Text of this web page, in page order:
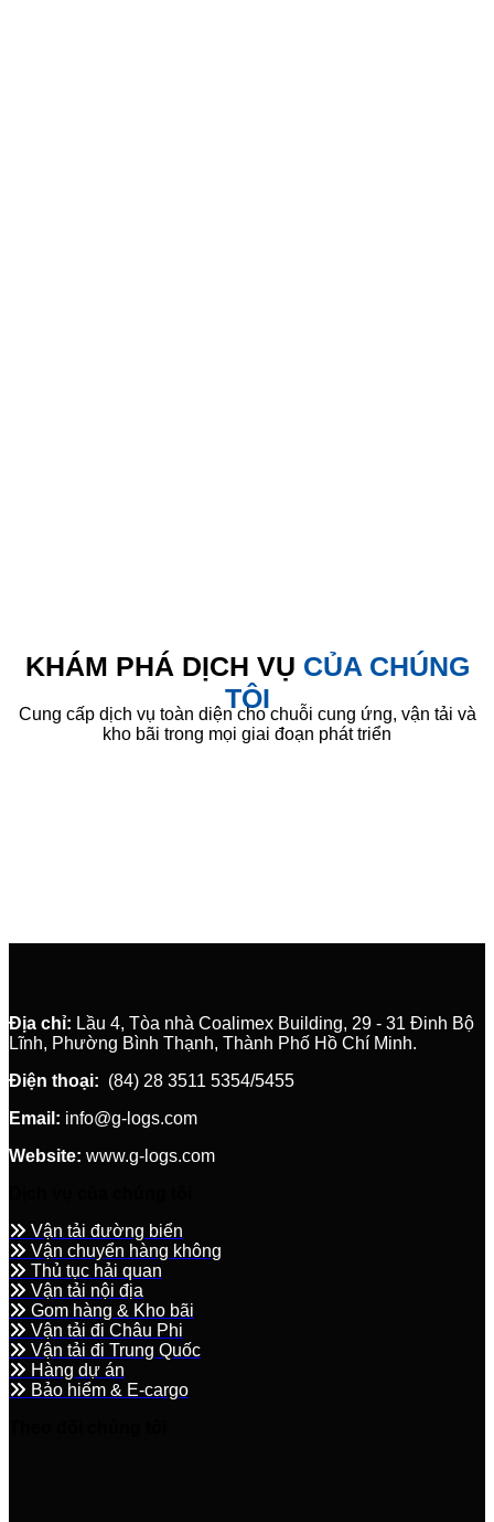
KHÁM PHÁ DỊCH VỤ CỦA CHÚNG
TÔI
Cung cấp dịch vụ toàn diện cho chuỗi cung ứng, vận tải và
kho bãi trong mọi giai đoạn phát triển
Địa chỉ: Lầu 4, Tòa nhà Coalimex Building, 29 - 31 Đinh Bộ
Lĩnh, Phường Bình Thạnh, Thành Phố Hồ Chí Minh.
Điện thoại: (84) 28 3511 5354/5455
Email: info@g-logs.com
Website: www.g-logs.com
Vận tải đường biển
Vận chuyển hàng không
Thủ tục hải quan
Vận tải nội địa
Gom hàng & Kho bãi
Vận tải đi Châu Phi
Vận tải đi Trung Quốc
Hàng dự án
Bảo hiểm & E-cargo